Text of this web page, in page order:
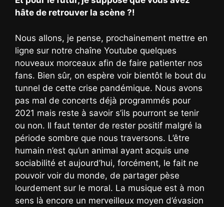
hâte de retrouver la scène ?!
Nous allons, je pense, prochainement mettre en
ligne sur notre chaîne Youtube quelques
nouveaux morceaux afin de faire patienter nos
fans. Bien sûr, on espère voir bientôt le bout du
tunnel de cette crise pandémique. Nous avons
pas mal de concerts déjà programmés pour
2021 mais reste à savoir s’ils pourront se tenir
ou non. Il faut tenter de rester positif malgré la
période sombre que nous traversons. L’être
humain n’est qu’un animal ayant acquis une
sociabilité et aujourd’hui, forcément, le fait ne
pouvoir voir du monde, de partager pèse
lourdement sur le moral. La musique est à mon
sens là encore un merveilleux moyen d’évasion